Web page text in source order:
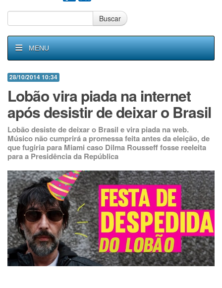
Buscar
MENU
28/10/2014 10:34
Lobão vira piada na internet
após desistir de deixar o Brasil
Lobão desiste de deixar o Brasil e vira piada na web.
Músico não cumprirá a promessa feita antes da eleição, de
que fugiria para Miami caso Dilma Rousseff fosse reeleita
para a Presidência da República